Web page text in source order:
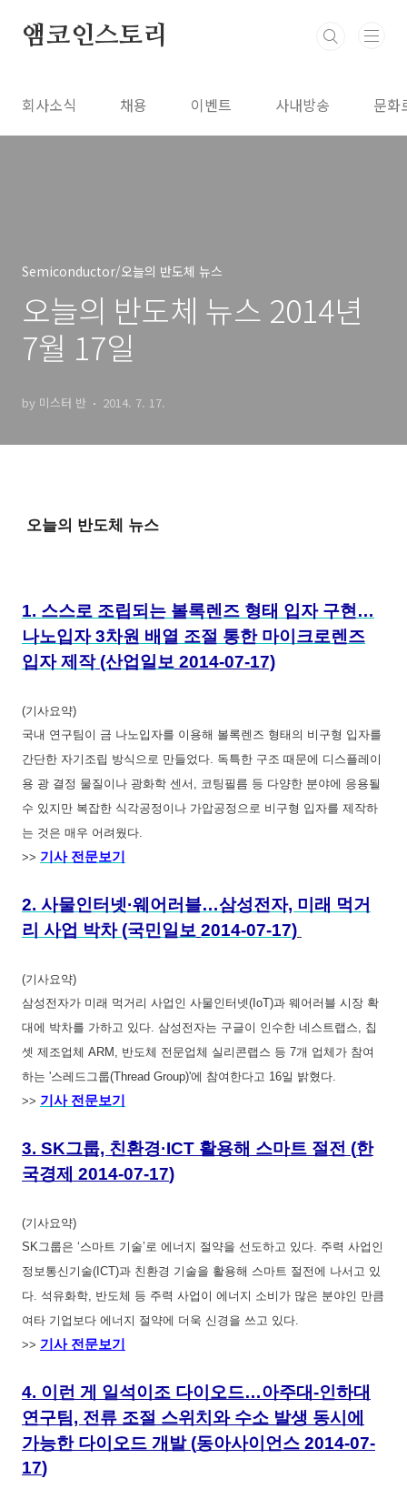
앰코인스토리
회사소식 채용 이벤트 사내방송 문화
Semiconductor/오늘의 반도체 뉴스
오늘의 반도체 뉴스 2014년
7월 17일
by 미스터 반 2014. 7. 17.
오늘의 반도체 뉴스
1. 스스로 조립되는 볼록렌즈 형태 입자 구현…
나노입자 3차원 배열 조절 통한 마이크로렌즈
입자 제작 (산업일보 2014-07-17)
(기사요약)
국내 연구팀이 금 나노입자를 이용해 볼록렌즈 형태의 비구형 입자를
간단한 자기조립 방식으로 만들었다. 독특한 구조 때문에 디스플레이
용 광 결정 물질이나 광화학 센서, 코팅필름 등 다양한 분야에 응용될
수 있지만 복잡한 식각공정이나 가압공정으로 비구형 입자를 제작하
는 것은 매우 어려웠다.
>> 기사 전문보기
2. 사물인터넷·웨어러블…삼성전자, 미래 먹거
리 사업 박차 (국민일보 2014-07-17)
(기사요약)
삼성전자가 미래 먹거리 사업인 사물인터넷(IoT)과 웨어러블 시장 확
대에 박차를 가하고 있다. 삼성전자는 구글이 인수한 네스트랩스, 칩
셋 제조업체 ARM, 반도체 전문업체 실리콘랩스 등 7개 업체가 참여
하는 '스레드그룹(Thread Group)'에 참여한다고 16일 밝혔다.
>> 기사 전문보기
3. SK그룹, 친환경·ICT 활용해 스마트 절전 (한
국경제 2014-07-17)
(기사요약)
SK그룹은 ‘스마트 기술’로 에너지 절약을 선도하고 있다. 주력 사업인
정보통신기술(ICT)과 친환경 기술을 활용해 스마트 절전에 나서고 있
다. 석유화학, 반도체 등 주력 사업이 에너지 소비가 많은 분야인 만큼
여타 기업보다 에너지 절약에 더욱 신경을 쓰고 있다.
>> 기사 전문보기
4. 이런 게 일석이조 다이오드…아주대-인하대
연구팀, 전류 조절 스위치와 수소 발생 동시에
가능한 다이오드 개발(동아사이언스 2014-07-
17)